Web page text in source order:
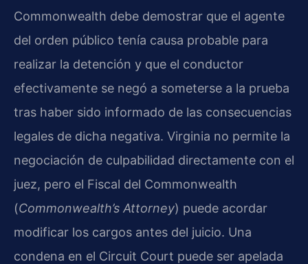
Commonwealth debe demostrar que el agente
del orden público tenía causa probable para
realizar la detención y que el conductor
efectivamente se negó a someterse a la prueba
tras haber sido informado de las consecuencias
legales de dicha negativa. Virginia no permite la
negociación de culpabilidad directamente con el
juez, pero el Fiscal del Commonwealth
(Commonwealth’s Attorney) puede acordar
modificar los cargos antes del juicio. Una
condena en el Circuit Court puede ser apelada